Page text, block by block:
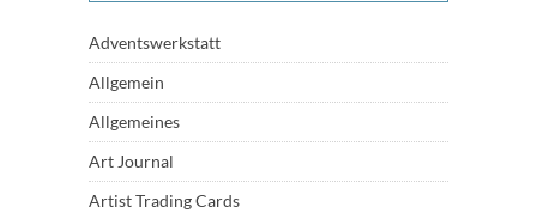
Adventswerkstatt
Allgemein
Allgemeines
Art Journal
Artist Trading Cards